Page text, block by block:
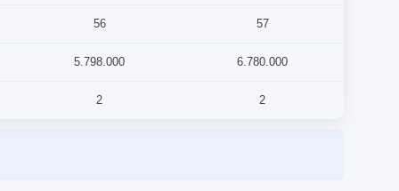
56 57
5.798.000 6.780.000
2 2